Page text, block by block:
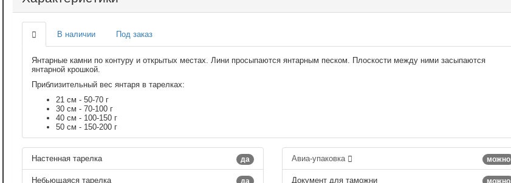
В наличии Под заказ
Янтарные камни по контуру и открытых местах. Лини просыпаются янтарным песком. Плоскости между ними засыпаются
янтарной крошкой.
Приблизительный вес янтаря в тарелках:
21 см - 50-70 г
30 см - 70-100 г
40 см - 100-150 г
50 см - 150-200 г
да
Настенная тарелка
Небьющаяся тарелка
можно
Авиа-упаковка
Документ для таможни